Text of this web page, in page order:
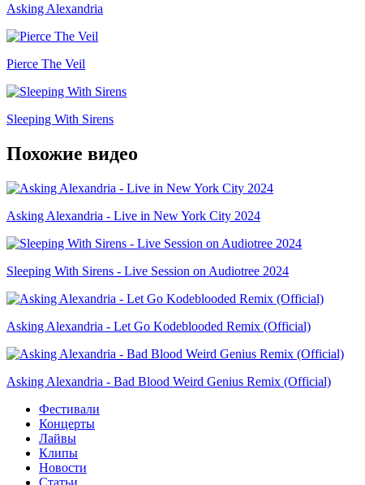
Asking Alexandria
Pierce The Veil
Sleeping With Sirens
Похожие видео
Asking Alexandria - Live in New York City 2024
Sleeping With Sirens - Live Session on Audiotree 2024
Asking Alexandria - Let Go Kodeblooded Remix (Official)
Asking Alexandria - Bad Blood Weird Genius Remix (Official)
Фестивали
Концерты
Лайвы
Клипы
Новости
Статьи